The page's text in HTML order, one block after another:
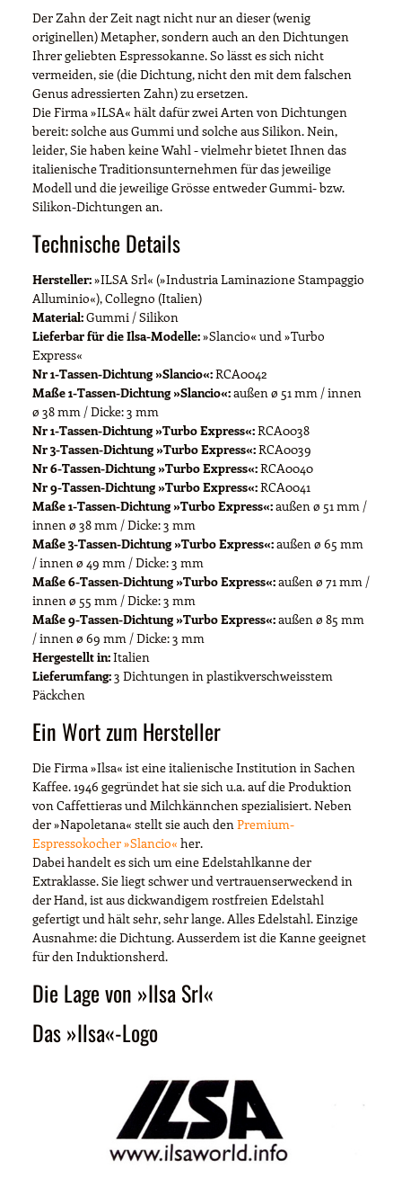
Der Zahn der Zeit nagt nicht nur an dieser (wenig
originellen) Metapher, sondern auch an den Dichtungen
Ihrer geliebten Espressokanne. So lässt es sich nicht
vermeiden, sie (die Dichtung, nicht den mit dem falschen
Genus adressierten Zahn) zu ersetzen.
Die Firma »ILSA« hält dafür zwei Arten von Dichtungen
bereit: solche aus Gummi und solche aus Silikon. Nein,
leider, Sie haben keine Wahl - vielmehr bietet Ihnen das
italienische Traditionsunternehmen für das jeweilige
Modell und die jeweilige Grösse entweder Gummi- bzw.
Silikon-Dichtungen an.
Technische Details
Hersteller:»ILSA Srl« (»Industria Laminazione Stampaggio
Alluminio«), Collegno (Italien)
Material:Gummi / Silikon
Lieferbar für die Ilsa-Modelle:»Slancio« und »Turbo
Express«
Nr 1-Tassen-Dichtung »Slancio«:RCA0042
Maße 1-Tassen-Dichtung »Slancio«:außen ø 51 mm / innen
ø 38 mm / Dicke: 3 mm
Nr 1-Tassen-Dichtung »Turbo Express«:RCA0038
Nr 3-Tassen-Dichtung »Turbo Express«:RCA0039
Nr 6-Tassen-Dichtung »Turbo Express«:RCA0040
Nr 9-Tassen-Dichtung »Turbo Express«:RCA0041
Maße 1-Tassen-Dichtung »Turbo Express«:außen ø 51 mm /
innen ø 38 mm / Dicke: 3 mm
Maße 3-Tassen-Dichtung »Turbo Express«:außen ø 65 mm
/ innen ø 49 mm / Dicke: 3 mm
Maße 6-Tassen-Dichtung »Turbo Express«:außen ø 71 mm /
innen ø 55 mm / Dicke: 3 mm
Maße 9-Tassen-Dichtung »Turbo Express«:außen ø 85 mm
/ innen ø 69 mm / Dicke: 3 mm
Hergestellt in:Italien
Lieferumfang:3 Dichtungen in plastikverschweisstem
Päckchen
Ein Wort zum Hersteller
Die Firma »Ilsa« ist eine italienische Institution in Sachen
Kaffee. 1946 gegründet hat sie sich u.a. auf die Produktion
von Caffettieras und Milchkännchen spezialisiert. Neben
der »Napoletana« stellt sie auch den Premium-
Espressokocher »Slancio« her.
Dabei handelt es sich um eine Edelstahlkanne der
Extraklasse. Sie liegt schwer und vertrauenserweckend in
der Hand, ist aus dickwandigem rostfreien Edelstahl
gefertigt und hält sehr, sehr lange. Alles Edelstahl. Einzige
Ausnahme: die Dichtung. Ausserdem ist die Kanne geeignet
für den Induktionsherd.
Die Lage von »Ilsa Srl«
Das »Ilsa«-Logo